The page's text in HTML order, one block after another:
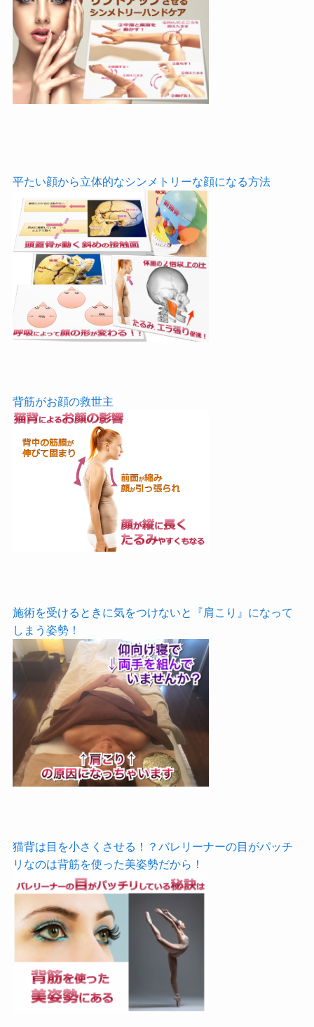
平たい顔から立体的なシンメトリーな顔になる方法
背筋がお顔の救世主
施術を受けるときに気をつけないと『肩こり』になって
しまう姿勢！
猫背は目を小さくさせる！？バレリーナーの目がパッチ
リなのは背筋を使った美姿勢だから！